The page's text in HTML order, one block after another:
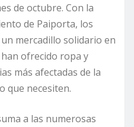
de octubre. Con la
de Paiporta, los
mercadillo solidario en
ofrecido ropa y
más afectadas de la
que necesiten.
a las numerosas